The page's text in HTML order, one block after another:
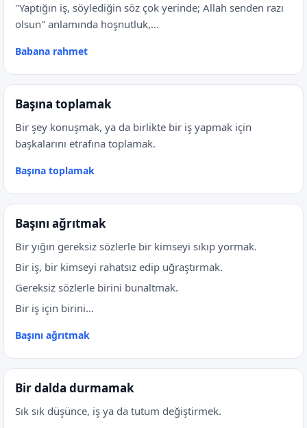
"Yaptığın iş, söylediğin söz çok yerinde; Allah senden razı
olsun" anlamında hoşnutluk,...
Babana rahmet
Başına toplamak
Bir şey konuşmak, ya da birlikte bir iş yapmak için
başkalarını etrafına toplamak.
Başına toplamak
Başını ağrıtmak
Bir yığın gereksiz sözlerle bir kimseyi sıkıp yormak.
Bir iş, bir kimseyi rahatsız edip uğraştırmak.
Gereksiz sözlerle birini bunaltmak.
Bir iş için birini...
Başını ağrıtmak
Bir dalda durmamak
Sık sık düşünce, iş ya da tutum değiştirmek.